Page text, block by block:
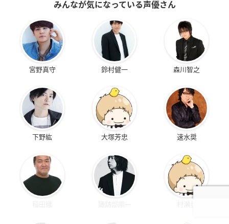
みんなが気になっている声優さん
宮野真守 鈴村健一 森川智之
下野紘 大塚芳忠 速水奨